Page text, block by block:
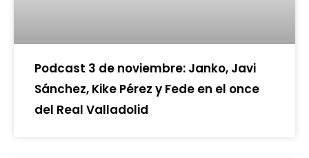
Podcast 3 de noviembre: Janko, Javi
Sánchez, Kike Pérez y Fede en el once
del Real Valladolid